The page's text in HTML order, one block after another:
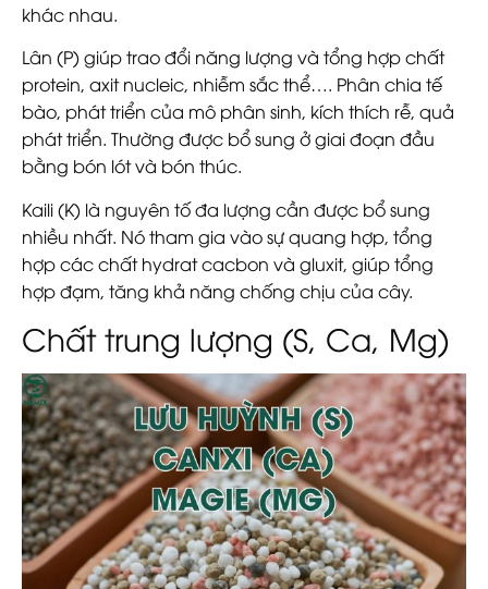
khác nhau.
Lân (P) giúp trao đổi năng lượng và tổng hợp chất
protein, axit nucleic, nhiễm sắc thể…. Phân chia tế
bào, phát triển của mô phân sinh, kích thích rễ, quả
phát triển. Thường được bổ sung ở giai đoạn đầu
bằng bón lót và bón thúc.
Kaili (K) là nguyên tố đa lượng cần được bổ sung
nhiều nhất. Nó tham gia vào sự quang hợp, tổng
hợp các chất hydrat cacbon và gluxit, giúp tổng
hợp đạm, tăng khả năng chống chịu của cây.
Chất trung lượng (S, Ca, Mg)